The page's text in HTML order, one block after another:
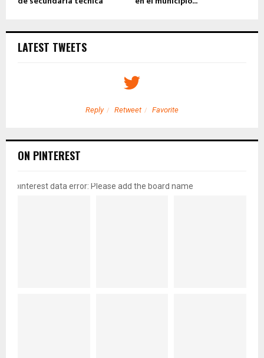
LATEST TWEETS
Reply Retweet Favorite
ON PINTEREST
pinterest data error: Please add the board name